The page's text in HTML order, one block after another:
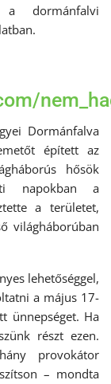
dormánfalvi
Dormánfalva
épített az
hősök
napokban a
a területet,
világháborúban
lehetőséggel,
a május 17-
ünnepséget. Ha
részt ezen.
provokátor
– mondta